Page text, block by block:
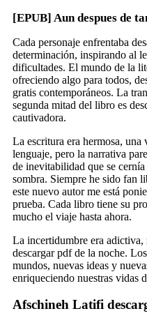
[EPUB] Aun despues de
Cada personaje enfrentaba
determinación, inspirando al
dificultades. El mundo de la
ofreciendo algo para todos,
gratis contemporáneos. La
segunda mitad del libro es
cautivadora.
La escritura era hermosa, una
lenguaje, pero la narrativa
de inevitabilidad que se
sombra. Siempre he sido fan
este nuevo autor me está
prueba. Cada libro tiene su
mucho el viaje hasta ahora.
La incertidumbre era adictiva,
descargar pdf de la noche.
mundos, nuevas ideas y
enriqueciendo nuestras vidas
Afschineh Latifi